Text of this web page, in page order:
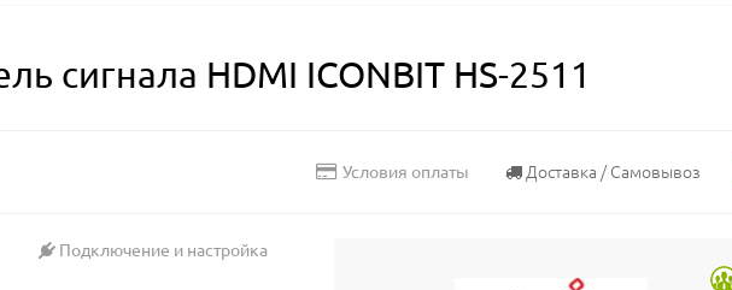
сигнала HDMI ICONBIT HS-2511
Условия оплаты Доставка / Самовывоз
Подключение и настройка